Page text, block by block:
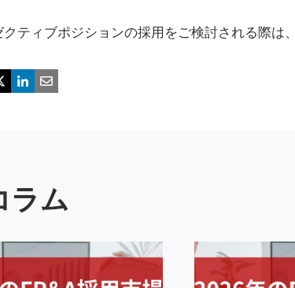
クティブポジションの採用をご検討される際は
ラム